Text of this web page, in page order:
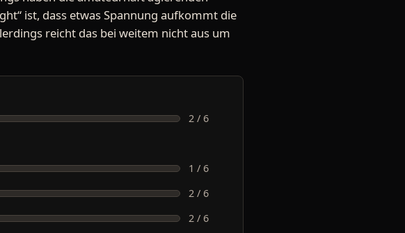
ist, dass etwas Spannung aufkommt die
reicht das bei weitem nicht aus um
2 / 6
1 / 6
2 / 6
2 / 6